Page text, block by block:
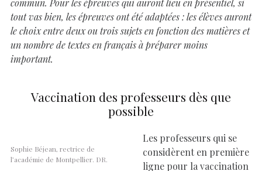
tout vas bien, les épreuves ont été adaptées : les élèves auront
le choix entre deux ou trois sujets en fonction des matières et
un nombre de textes en français à préparer moins
important.
Vaccination des professeurs dès que
possible
Sophie Béjean, rectrice de
l’académie de Montpellier. DR.
Les professeurs qui se
considèrent en première
ligne pour la vaccination